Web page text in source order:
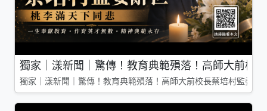
獨家｜漾新聞｜驚傳！教育典範殞落！高師大前校
獨家｜漾新聞｜驚傳！教育典範殞落！高師大前校長蔡培村監委